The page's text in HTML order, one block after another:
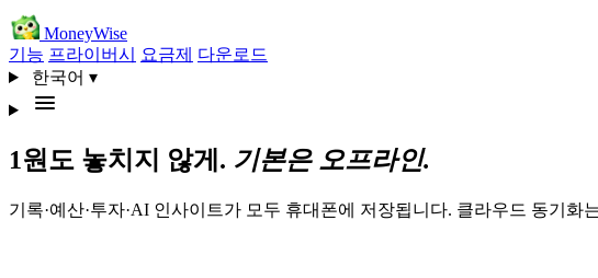
MoneyWise
기능 프라이버시 요금제 다운로드
한국어 ▾
1원도 놓치지 않게. 기본은 오프라인.
기록·예산·투자·AI 인사이트가 모두 휴대폰에 저장됩니다. 클라우드 동기화